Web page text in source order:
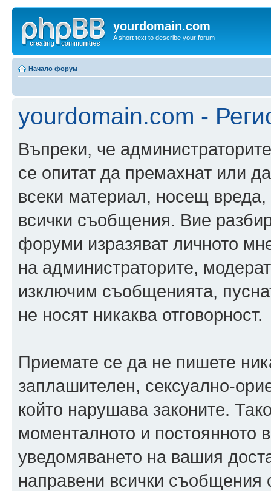
yourdomain.com
A short text to describe your forum
Начало форум
yourdomain.com -
Въпреки, че
се опитат да премахнат или
всеки материал, носещ
всички съобщения. Вие
форуми изразяват личното
на администраторите,
изключим съобщенията,
не носят никаква отговорност.
Приемате се да не пишете
заплашителен, сексуално-
който нарушава законите.
моменталното и постоянното
уведомяването на вашия
направени всички съобщения